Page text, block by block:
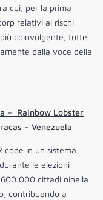
cui, per la prima
relativi ai rischi
coinvolgente, tutte
dalla voce della
– Rainbow Lobster
– Venezuela
code in un sistema
le elezioni
cittadi ninella
contribuendo a